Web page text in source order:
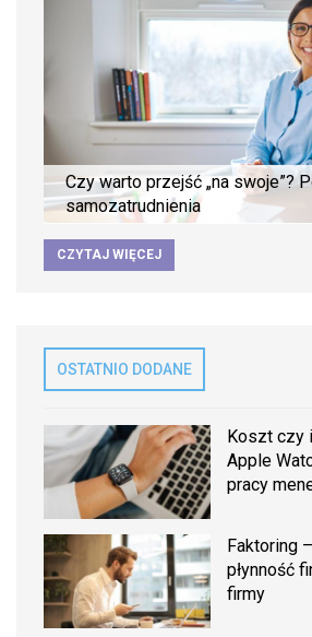
Czy warto przejść „na swoje”?
samozatrudnienia
CZYTAJ WIĘCEJ
OSTATNIO DODANE
Koszt czy
Apple
pracy
Faktoring
płynność
firmy